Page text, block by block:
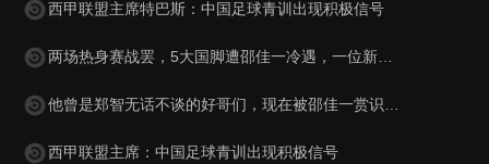
西甲联盟主席特巴斯：中国足球青训出现积极信号
两场热身赛战罢，5大国脚遭邵佳一冷遇，一位新星最让球迷惋惜
他曾是郑智无话不谈的好哥们，现在被邵佳一赏识，进入国足教练组
西甲联盟主席：中国足球青训出现积极信号